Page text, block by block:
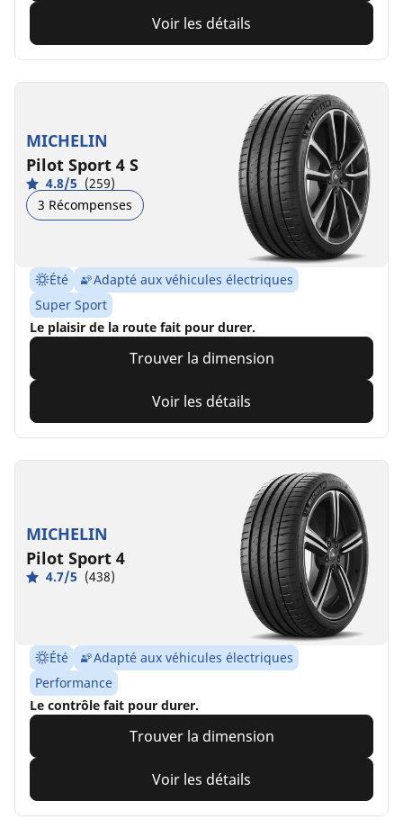
Voir les détails
MICHELIN
Pilot Sport 4 S
4.8/5 (259)
3 Récompenses
Été
Adapté aux véhicules électriques
Super Sport
Le plaisir de la route fait pour durer.
Trouver la dimension
Voir les détails
MICHELIN
Pilot Sport 4
4.7/5 (438)
Été
Adapté aux véhicules électriques
Performance
Le contrôle fait pour durer.
Trouver la dimension
Voir les détails